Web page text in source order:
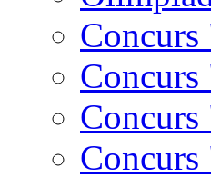
Concurs
Concurs